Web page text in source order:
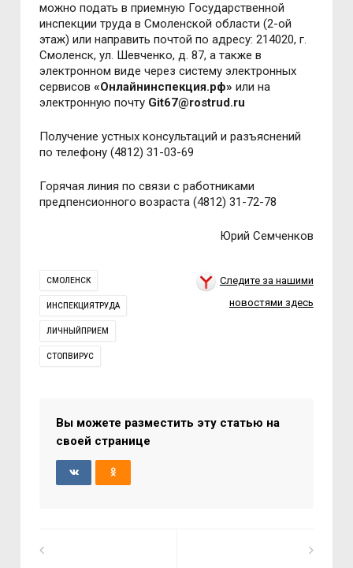
можно подать в приемную Государственной
инспекции труда в Смоленской области (2-ой
этаж) или направить почтой по адресу: 214020, г.
Смоленск, ул. Шевченко, д. 87, а также в
электронном виде через систему электронных
сервисов«Онлайнинспекция.рф» или на
электронную почту Git67@rostrud.ru
Получение устных консультаций и разъяснений
по телефону (4812) 31-03-69
Горячая линия по связи с работниками
предпенсионного возраста (4812) 31-72-78
Юрий Семченков
СМОЛЕНСК
ИНСПЕКЦИЯТРУДА
ЛИЧНЫЙПРИЕМ
СТОПВИРУС
Следите за нашими
новостями здесь
Вы можете разместить эту статью на
своей странице